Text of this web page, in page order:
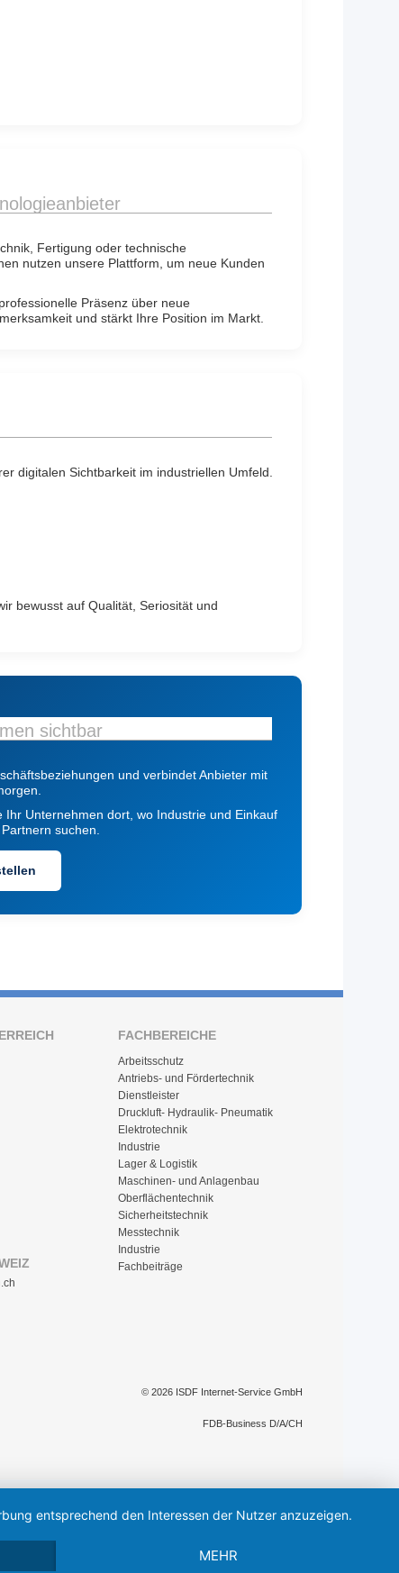
Fertigung oder technische
nutzen unsere Plattform, um neue Kunden
Präsenz über neue
und stärkt Ihre Position im Markt.
digitalen Sichtbarkeit im industriellen Umfeld.
bewusst auf Qualität, Seriosität und
sichtbar
und verbindet Anbieter mit
Unternehmen dort, wo Industrie und Einkauf
suchen.
FACHBEREICHE
Arbeitsschutz
Antriebs- und Fördertechnik
Dienstleister
Druckluft- Hydraulik- Pneumatik
Elektrotechnik
Industrie
Lager & Logistik
Maschinen- und Anlagenbau
Oberflächentechnik
Sicherheitstechnik
Messtechnik
Industrie
Fachbeiträge
© 2026 ISDF Internet-Service GmbH
FDB-Business D/A/CH
entsprechend den Interessen der Nutzer anzuzeigen.
MEHR